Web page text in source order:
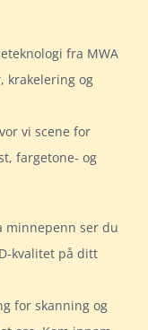
fra MWA
krakelering og
vi scene for
fargetone- og
minnepenn ser du
kvalitet på ditt
for skanning og